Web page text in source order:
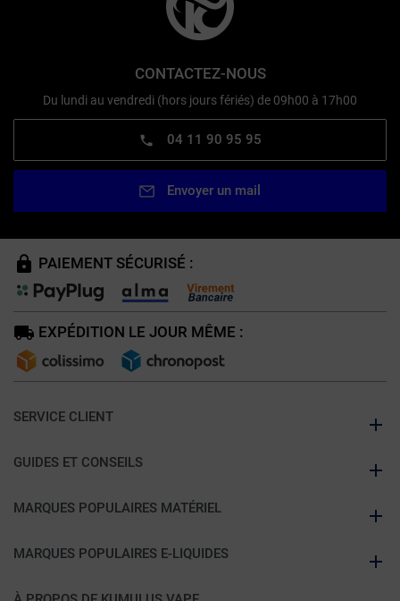
CONTACTEZ-NOUS
Du lundi au vendredi (hors jours fériés) de 09h00 à 17h00
04 11 90 95 95
Envoyer un mail
PAIEMENT SÉCURISÉ :
EXPÉDITION LE JOUR MÊME :
SERVICE CLIENT
GUIDES ET CONSEILS
MARQUES POPULAIRES MATÉRIEL
MARQUES POPULAIRES E-LIQUIDES